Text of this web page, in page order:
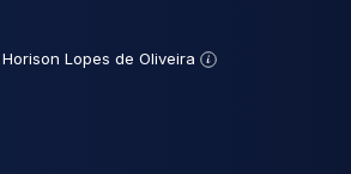
Horison Lopes de Oliveira